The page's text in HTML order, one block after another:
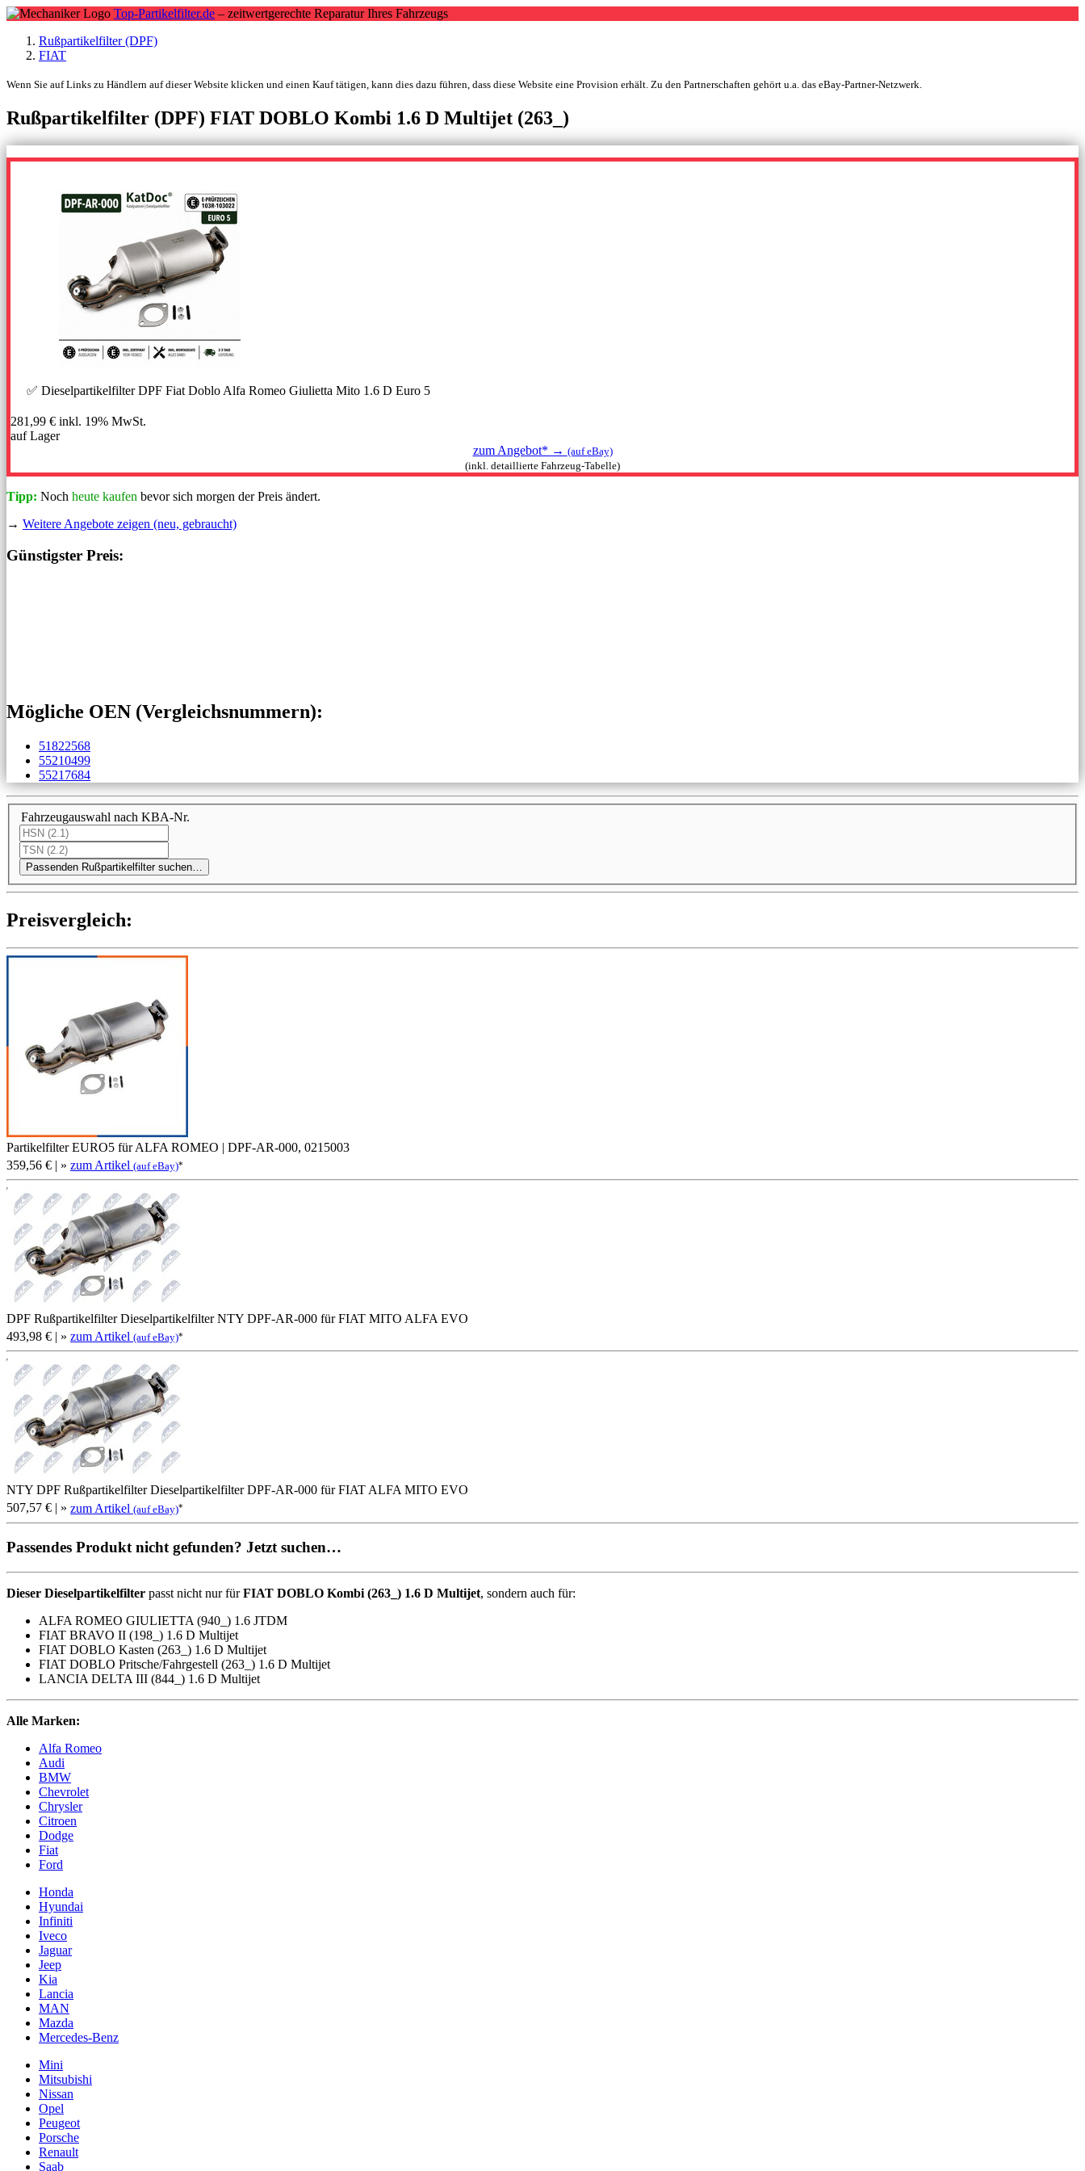
Top-Partikelfilter.de – zeitwertgerechte Reparatur Ihres Fahrzeugs
Rußpartikelfilter (DPF)
FIAT
Wenn Sie auf Links zu Händlern auf dieser Website klicken und einen Kauf tätigen, kann dies dazu führen, dass diese Website eine Provision erhält. Zu den Partnerschaften gehört u.a. das eBay-Partner-Netzwerk.
Rußpartikelfilter (DPF) FIAT DOBLO Kombi 1.6 D Multijet (263_)
✅ Dieselpartikelfilter DPF Fiat Doblo Alfa Romeo Giulietta Mito 1.6 D Euro 5
281,99 € inkl. 19% MwSt.
auf Lager
zum Angebot* → (auf eBay)
(inkl. detaillierte Fahrzeug-Tabelle)
Tipp: Noch heute kaufen bevor sich morgen der Preis ändert.
→ Weitere Angebote zeigen (neu, gebraucht)
Günstigster Preis:
Mögliche OEN (Vergleichs­nummern):
51822568
55210499
55217684
Fahrzeugauswahl nach KBA-Nr.
Passenden Rußpartikelfilter suchen…
Preis­ver­gleich:
Partikelfilter EURO5 für ALFA ROMEO | DPF-AR-000, 0215003
359,56 € | » zum Artikel (auf eBay)*
DPF Rußpartikelfilter Dieselpartikelfilter NTY DPF-AR-000 für FIAT MITO ALFA EVO
493,98 € | » zum Artikel (auf eBay)*
NTY DPF Rußpartikelfilter Dieselpartikelfilter DPF-AR-000 für FIAT ALFA MITO EVO
507,57 € | » zum Artikel (auf eBay)*
Passendes Produkt nicht gefunden? Jetzt suchen…
Dieser Dieselpartikelfilter passt nicht nur fürFIAT DOBLO Kombi (263_) 1.6 D Multijet, sondern auch für:
ALFA ROMEO GIULIETTA (940_) 1.6 JTDM
FIAT BRAVO II (198_) 1.6 D Multijet
FIAT DOBLO Kasten (263_) 1.6 D Multijet
FIAT DOBLO Pritsche/Fahrgestell (263_) 1.6 D Multijet
LANCIA DELTA III (844_) 1.6 D Multijet
Alle Marken:
Alfa Romeo
Audi
BMW
Chevrolet
Chrysler
Citroen
Dodge
Fiat
Ford
Honda
Hyundai
Infiniti
Iveco
Jaguar
Jeep
Kia
Lancia
MAN
Mazda
Mercedes-Benz
Mini
Mitsubishi
Nissan
Opel
Peugeot
Porsche
Renault
Saab